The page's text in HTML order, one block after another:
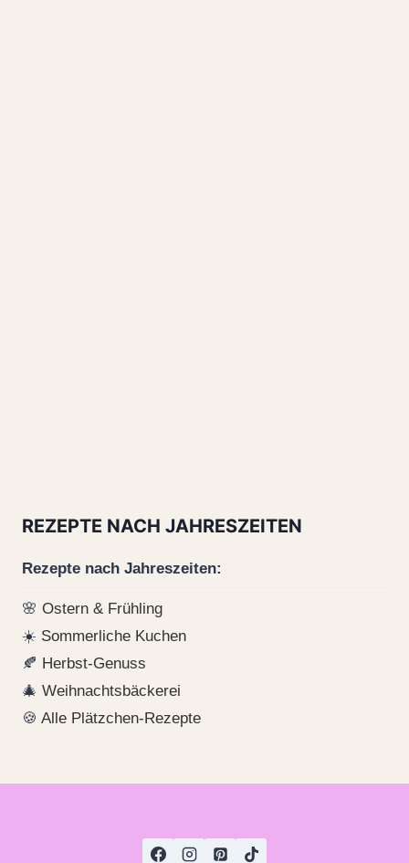
REZEPTE NACH JAHRESZEITEN
Rezepte nach Jahreszeiten:
🌸 Ostern & Frühling
☀️ Sommerliche Kuchen
🍂 Herbst-Genuss
🎄 Weihnachtsbäckerei
🍪 Alle Plätzchen-Rezepte